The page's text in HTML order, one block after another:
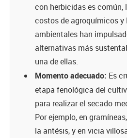
con herbicidas es común,
costos de agroquímicos y
ambientales han
alternativas más
una de ellas.
Momento adecuado: Es
etapa fenológica del
para realizar el secado
Por ejemplo, en
la antésis, y en vicia